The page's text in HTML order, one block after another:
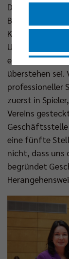
Dazu passend
Bestensee nun
Unterstützern
eine
überstehen sei.
professioneller
zuerst in
Vereins
eine fünfte
nicht, dass uns
begründet